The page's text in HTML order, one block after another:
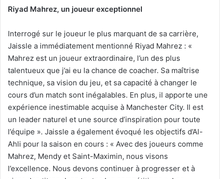
Riyad Mahrez, un joueur exceptionnel
Interrogé sur le joueur le plus marquant de sa carrière,
Jaissle a immédiatement mentionné Riyad Mahrez : «
Mahrez est un joueur extraordinaire, l’un des plus
talentueux que j’ai eu la chance de coacher. Sa maîtrise
technique, sa vision du jeu, et sa capacité à changer le
cours d’un match sont inégalables. En plus, il apporte une
expérience inestimable acquise à Manchester City. Il est
un leader naturel et une source d’inspiration pour toute
l’équipe ». Jaissle a également évoqué les objectifs d’Al-
Ahli pour la saison en cours : « Avec des joueurs comme
Mahrez, Mendy et Saint-Maximin, nous visons
l’excellence. Nous devons continuer à progresser et à